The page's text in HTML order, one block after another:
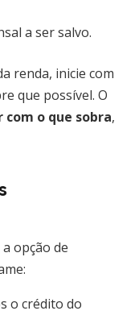
a ser salvo.
renda, inicie com
que possível. O
com o que sobra,
opção de
o crédito do